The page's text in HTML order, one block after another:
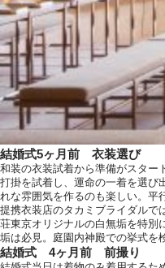
結婚式5ヶ月前 衣装選び
和装の衣装試着から準備がスター
打掛を試着し、運命の一着を選び
れな雰囲気を作るのも楽しい。平
提携衣装店のタカミブライダルで
荘東京オリジナルの白無垢を特別
垢は必見。庭園内神殿での挙式を
結婚式 4ヶ月前 前撮り